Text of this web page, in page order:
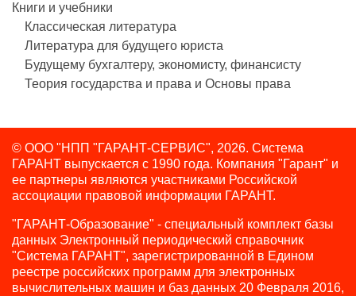
Книги и учебники
Классическая литература
Литература для будущего юриста
Будущему бухгалтеру, экономисту, финансисту
Теория государства и права и Основы права
© ООО "НПП "ГАРАНТ-СЕРВИС", 2026. Система
ГАРАНТ выпускается с 1990 года. Компания "Гарант" и
ее партнеры являются участниками Российской
ассоциации правовой информации ГАРАНТ.
"ГАРАНТ-Образование" - специальный комплект базы
данных Электронный периодический справочник
"Система ГАРАНТ", зарегистрированной в Едином
реестре российских программ для электронных
вычислительных машин и баз данных 20 Февраля 2016,